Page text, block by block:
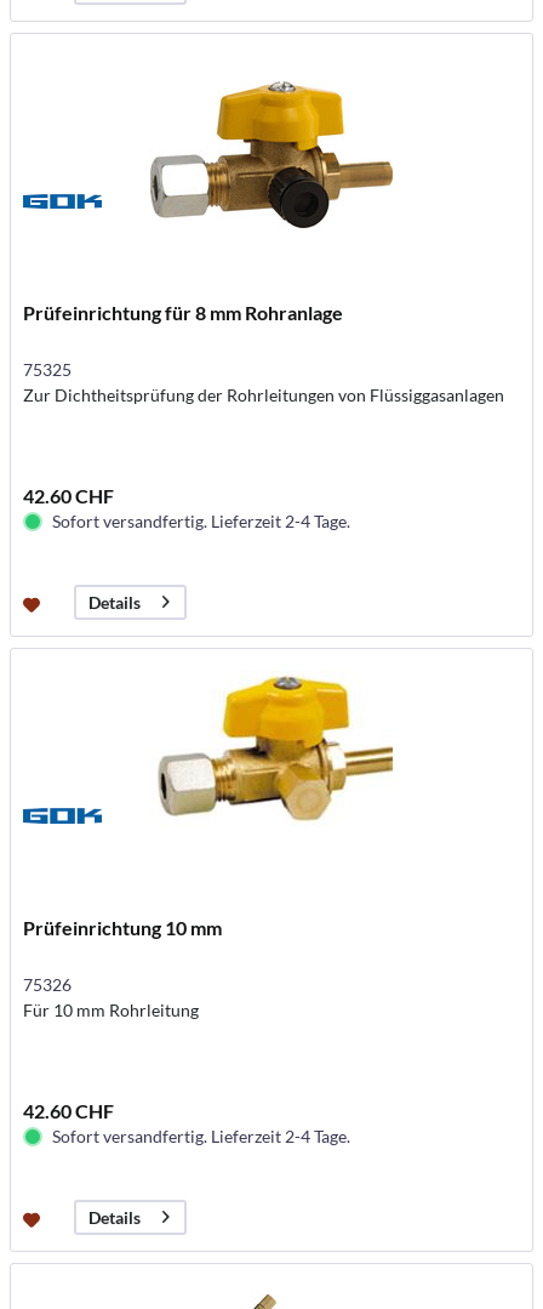
Prüfeinrichtung für 8 mm Rohranlage
75325
Zur Dichtheitsprüfung der Rohrleitungen von Flüssiggasanlagen
42.60 CHF
Sofort versandfertig. Lieferzeit 2-4 Tage.
Details
Prüfeinrichtung 10 mm
75326
Für 10 mm Rohrleitung
42.60 CHF
Sofort versandfertig. Lieferzeit 2-4 Tage.
Details